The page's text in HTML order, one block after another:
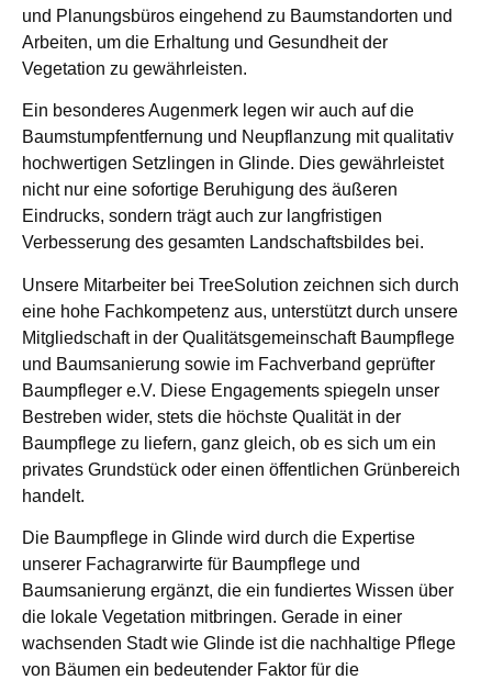
und Planungsbüros eingehend zu Baumstandorten und
Arbeiten, um die Erhaltung und Gesundheit der
Vegetation zu gewährleisten.
Ein besonderes Augenmerk legen wir auch auf die
Baumstumpfentfernung und Neupflanzung mit qualitativ
hochwertigen Setzlingen in Glinde. Dies gewährleistet
nicht nur eine sofortige Beruhigung des äußeren
Eindrucks, sondern trägt auch zur langfristigen
Verbesserung des gesamten Landschaftsbildes bei.
Unsere Mitarbeiter bei TreeSolution zeichnen sich durch
eine hohe Fachkompetenz aus, unterstützt durch unsere
Mitgliedschaft in der Qualitätsgemeinschaft Baumpflege
und Baumsanierung sowie im Fachverband geprüfter
Baumpfleger e.V. Diese Engagements spiegeln unser
Bestreben wider, stets die höchste Qualität in der
Baumpflege zu liefern, ganz gleich, ob es sich um ein
privates Grundstück oder einen öffentlichen Grünbereich
handelt.
Die Baumpflege in Glinde wird durch die Expertise
unserer Fachagrarwirte für Baumpflege und
Baumsanierung ergänzt, die ein fundiertes Wissen über
die lokale Vegetation mitbringen. Gerade in einer
wachsenden Stadt wie Glinde ist die nachhaltige Pflege
von Bäumen ein bedeutender Faktor für die